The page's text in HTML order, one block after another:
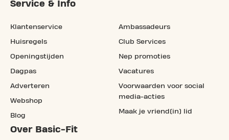
Service & Info
Klantenservice
Huisregels
Openingstijden
Dagpas
Adverteren
Webshop
Blog
Ambassadeurs
Club Services
Nep promoties
Vacatures
Voorwaarden voor social
media-acties
Maak je vriend(in) lid
Over Basic-Fit